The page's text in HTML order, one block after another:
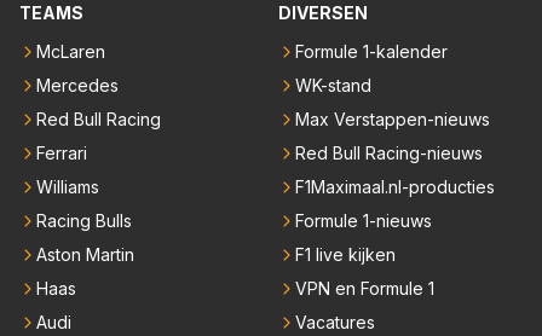
TEAMS
McLaren
Mercedes
Red Bull Racing
Ferrari
Williams
Racing Bulls
Aston Martin
Haas
Audi
DIVERSEN
Formule 1-kalender
WK-stand
Max Verstappen-nieuws
Red Bull Racing-nieuws
F1Maximaal.nl-producties
Formule 1-nieuws
F1 live kijken
VPN en Formule 1
Vacatures